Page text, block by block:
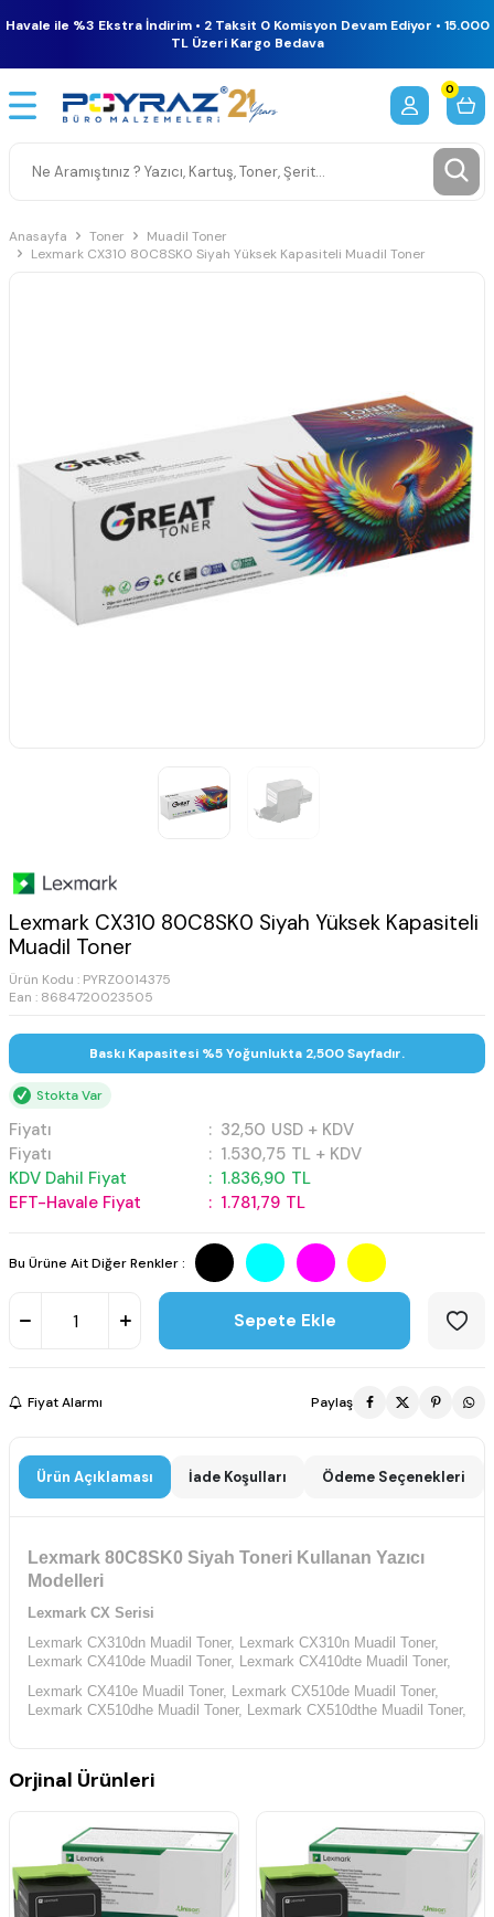
Havale ile %3 Ekstra İndirim • 2 Taksit 0 Komisyon Devam Ediyor • 15.000
TL Üzeri Kargo Bedava
0
Anasayfa Toner
Muadil Toner
Lexmark CX310 80C8SK0 Siyah Yüksek Kapasiteli Muadil Toner
Lexmark CX310 80C8SK0 Siyah Yüksek Kapasiteli
Muadil Toner
Ürün Kodu : PYRZ0014375
Ean : 8684720023505
Baskı Kapasitesi %5 Yoğunlukta 2,500 Sayfadır.
Stokta Var
Fiyatı : 32,50 USD + KDV
Fiyatı
: 1.530,75 TL + KDV
KDV Dahil Fiyat
: 1.836,90 TL
EFT-Havale Fiyat
: 1.781,79 TL
Bu Ürüne Ait Diğer Renkler :
Sepete Ekle
Fiyat Alarmı Paylaş
Ürün Açıklaması İade Koşulları Ödeme Seçenekleri
Lexmark 80C8SK0 Siyah Toneri Kullanan Yazıcı
Modelleri
Lexmark CX Serisi
Lexmark CX310dn Muadil Toner, Lexmark CX310n Muadil Toner,
Lexmark CX410de Muadil Toner, Lexmark CX410dte Muadil Toner,
Lexmark CX410e Muadil Toner, Lexmark CX510de Muadil Toner,
Lexmark CX510dhe Muadil Toner, Lexmark CX510dthe Muadil Toner,
Orjinal Ürünleri